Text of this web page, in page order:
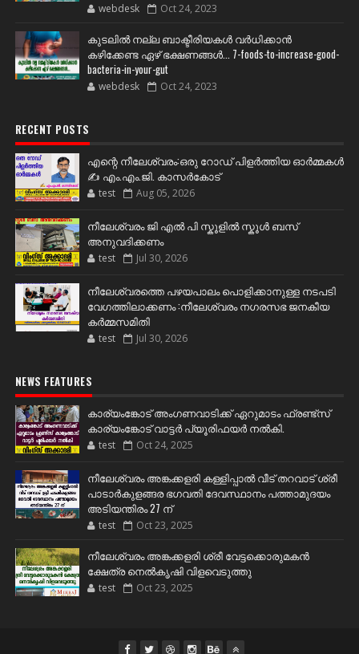
webdesk Oct 24, 2023
കുടലിൽ നല്ല ബാക്ടീരിയകൾ വര്‍ധിക്കാന്‍
കഴിക്കേണ്ട ഏഴ് ഭക്ഷണങ്ങള്‍... 7-foods-to-increase-good-
bacteria-in-your-gut
webdesk Oct 24, 2023
RECENT POSTS
എന്റെ നീലേശ്വരം:ഒരു റോഡ് പിളർത്തിയ ഓർമ്മകൾ
✍️ എം.എം.ജി. കാസർകോട്
test Aug 05, 2026
നീലേശ്വരം ജി എൽ പി സ്കൂളിൽ സ്കൂൾ ബസ്
അനുവദിക്കണം
test Jul 30, 2026
നീലേശ്വരത്തെ പഴയപാലം പൊളിക്കാനുള്ള നടപടി
വേഗത്തിലാക്കണം :നീലേശ്വരം നഗരസഭ ജനകീയ
കർമ്മസമിതി
test Jul 30, 2026
NEWS FEATURES
കാര്യംങ്കോട് അംഗണവാടിക്ക് ഏറുമാടം ഫ്രണ്ട്സ്
കാര്യംങ്കോട് വാട്ടർ പ്യൂരിഫയർ നൽകി.
test Oct 24, 2025
നീലേശ്വരം അങ്കക്കളരി കള്ളിപ്പാൽ വീട് തറവാട് ശ്രീ
പാടാർകുളങ്ങര ഭഗവതി ദേവസ്ഥാനം പത്താമുദയം
അടിയന്തിരം 27 ന്
test Oct 23, 2025
നീലേശ്വരം അങ്കക്കളരി ശ്രീ വേട്ടക്കൊരുമകൻ
ക്ഷേത്ര നെൽകൃഷി വിളവെടുത്തു
test Oct 23, 2025